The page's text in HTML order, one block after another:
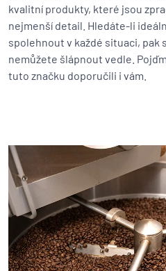
kvalitní produkty, které jsou
nejmenší detail. Hledáte-li
spolehnout v každé situaci, pak
nemůžete šlápnout vedle.
tuto značku doporučili i vám.